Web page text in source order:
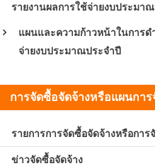
รายงานผลการใช้จ่ายงบประมา
แผนและความก้าวหน้าในการด
จ่ายงบประมาณประจำปี
การจัดซื้อจัดจ้างหรือแผนกา
รายการการจัดซื้อจัดจ้างหรือการ
ข่าวจัดซื้อจัดจ้าง